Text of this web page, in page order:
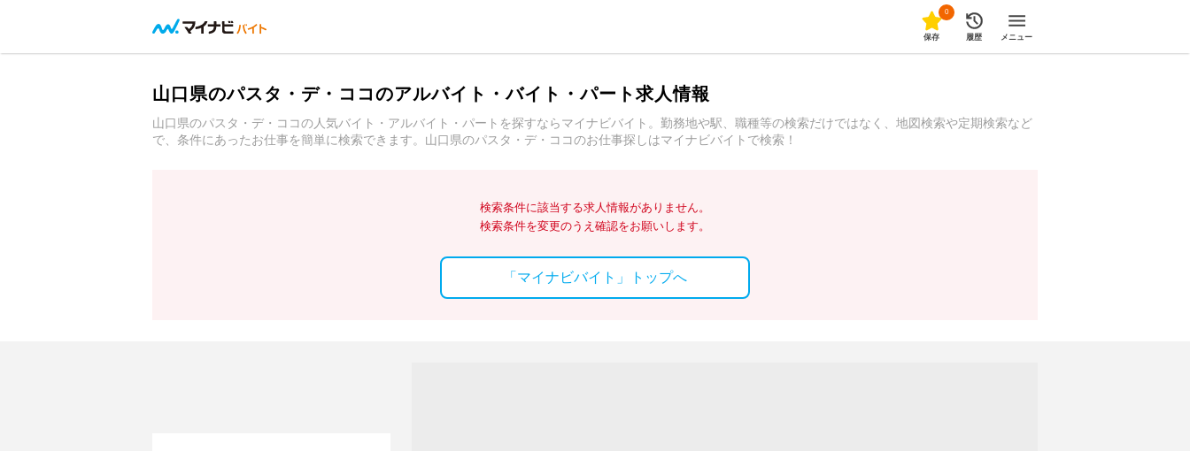
0
保存 履歴 メニュー
山口県のパスタ・デ・ココのアルバイト・バイト・パート求人情報
山口県のパスタ・デ・ココの人気バイト・アルバイト・パートを探すならマイナビバイト。勤務地や駅、職種等の検索だけではなく、地図検索や定期検索など
で、条件にあったお仕事を簡単に検索できます。山口県のパスタ・デ・ココのお仕事探しはマイナビバイトで検索！
検索条件に該当する求人情報がありません。
検索条件を変更のうえ確認をお願いします。
「マイナビバイト」トップへ